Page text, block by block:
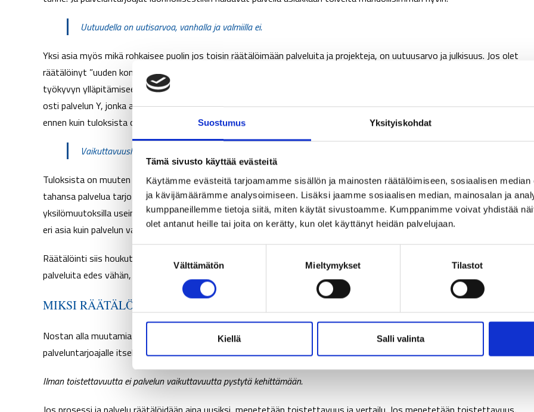
Suostumus Yksityiskohdat
Tämä sivusto käyttää evästeitä
Käytämme evästeitä tarjoamamme sisällön ja mainosten räätälöimiseen, sosiaalisen
ja kävijämäärämme analysoimiseen. Lisäksi jaamme sosiaalisen median, mainosalan ja
kumppaneillemme tietoja siitä, miten käytät sivustoamme. Kumppanimme voivat yhdistää
olet antanut heille tai joita on kerätty, kun olet käyttänyt heidän palvelujaan.
t
u
k
s
n
Välttämätön Mieltymykset Tilastot
Kiellä Salli valinta
Uutuudella on uutisarvoa, vanhalla ja valmiilla ei.
Yksi asia myös mikä rohkaisee puolin jos toisin räätälöimään palveluita ja projekteja, on uutuusarvo ja julkisuus. Jos olet
räätälöinyt ”uuden konseptin”, niin siitä voi tehdä juttua ja julkaista ulospäin. ”Yritys X kehitti uuden _______ palvelun
työkyvyn ylläpitämiseen, jonka avulla saavutettiin ________ tuloksia.” Tämä kuulostaa paljon paremmalta kuin ”Yritys
osti palvelun Y, jonka avulla saavutettiin ________ tuloksia.” Ja useinhan nämä jutut tehdään jo projektin alkuvaiheessa,
ennen kuin tuloksista on vielä tietoakaan.
Vaikuttavuusharha: Aina joku muuttaa käyttäytymistään.
Tuloksista on muuten hyvä huomioida, että henkilöstö on aina muutosvalmiudessa eri tasoilla, joten kun melkein mitä
tahansa palvelua tarjotaan, niin aina joku astuu tekemisen kynnyksen yli ja onnistuu muutoksessa. Näillä
yksilömuutoksilla usein kuitenkin perustellaan palvelun onnistuminen, oli se sitten palvelun ansiota tai ei. Tämä on kuitenkin
eri asia kuin palvelun vaikuttavuus yritystasolla.
Räätälöinti siis houkuttaa monesta näkökulmasta ja väittäisinkin, että on paljon vaikeampaa henkisesti olla räätälöimättä
palveluita edes vähän, vaikka se ei aina olisi edes tarpeellista.
MIKSI RÄÄTÄLÖINTI EI VÄLTTÄMÄTTÄ OLE HYVÄ ASIA
Nostan alla muutamia kohtia minkä vuoksi mielestäni räätälöinti on usein karhunpalvelus niin asiakkaalle kuin
palveluntarjoajalle itselleen.
Ilman toistettavuutta ei palvelun vaikuttavuutta pystytä kehittämään.